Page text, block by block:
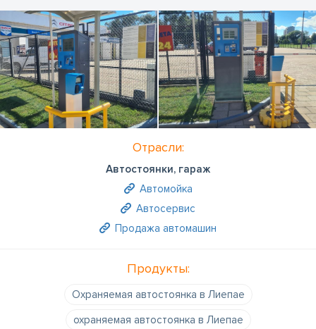
Отрасли:
Автостоянки, гараж
Автомойка
Автосервис
Продажа автомашин
Продукты:
Охраняемая автостоянка в Лиепае
охраняемая автостоянка в Лиепае